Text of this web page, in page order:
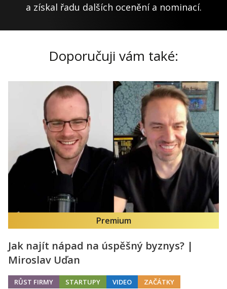
a získal řadu dalších ocenění a nominací.
Doporučuji vám také:
Premium
Jak najít nápad na úspěšný byznys? |
Miroslav Uďan
RŮST FIRMY STARTUPY VIDEO ZAČÁTKY